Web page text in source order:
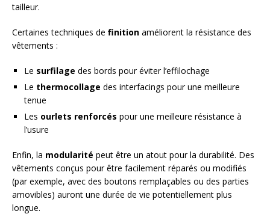
tailleur.
Certaines techniques de finition améliorent la résistance des
vêtements :
Le surfilage des bords pour éviter l’effilochage
Le thermocollage des interfacings pour une meilleure
tenue
Les ourlets renforcés pour une meilleure résistance à
l’usure
Enfin, la modularité peut être un atout pour la durabilité. Des
vêtements conçus pour être facilement réparés ou modifiés
(par exemple, avec des boutons remplaçables ou des parties
amovibles) auront une durée de vie potentiellement plus
longue.